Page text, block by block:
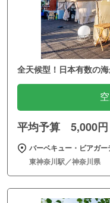
全天候型！日本有数の
平均予算 5,000円
バーベキュー・ビアガ
東神奈川駅／神奈川県